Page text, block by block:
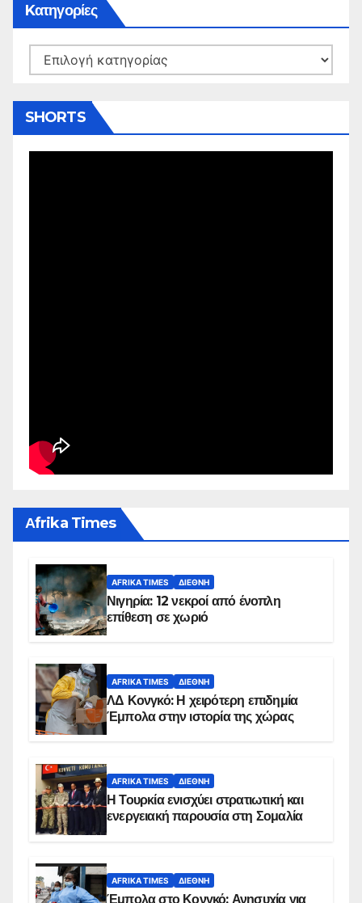
Kατηγορίες
Kατηγορίες
SHORTS
Αfrika Times
AFRIKA TIMES ΔΙΕΘΝΉ
Νιγηρία: 12 νεκροί από ένοπλη
επίθεση σε χωριό
AFRIKA TIMES ΔΙΕΘΝΉ
ΛΔ Κονγκό: Η χειρότερη επιδημία
Έμπολα στην ιστορία της χώρας
AFRIKA TIMES ΔΙΕΘΝΉ
Η Τουρκία ενισχύει στρατιωτική και
ενεργειακή παρουσία στη Σομαλία
AFRIKA TIMES ΔΙΕΘΝΉ
Έμπολα στο Κονγκό: Ανησυχία για